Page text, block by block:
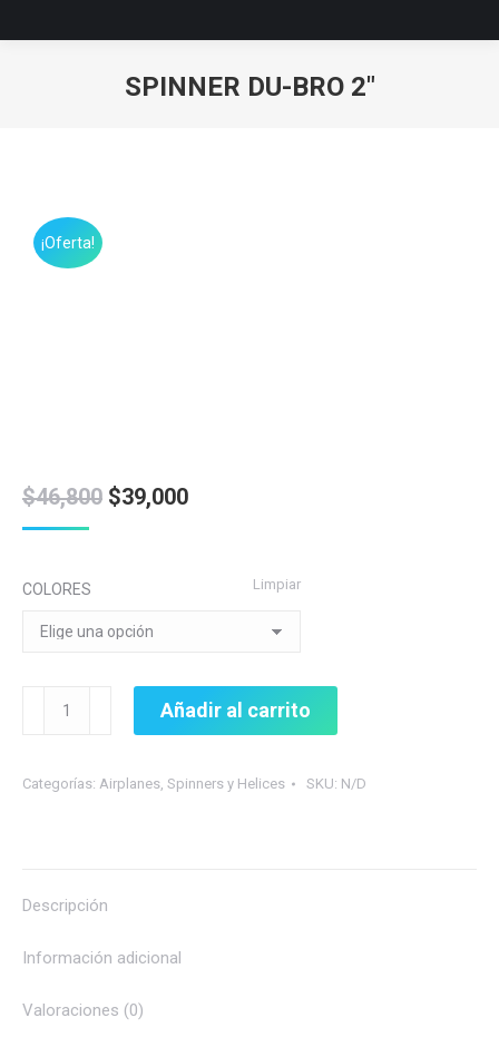
SPINNER DU-BRO 2″
¡Oferta!
$46,800 El
$46,800.
$39,000El
$39,000.
COLORES Limpiar
SPINNER
2"
Añadir al carrito
Categorías: Airplanes, Spinners y Helices SKU: N/D
Descripción
Información adicional
Valoraciones (0)